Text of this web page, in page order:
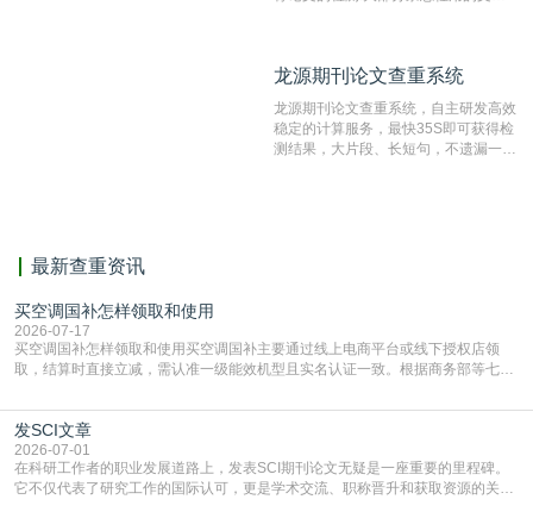
编辑部检测来稿和已发表的文献,检测
测时注意填写第一作者,才能排除已发
表文献复制比。（限制字符数1万）
龙源期刊论文查重系统
龙源期刊论文查重系统，自主研发高效
稳定的计算服务，最快35S即可获得检
测结果，大片段、长短句，不遗漏一处
最新查重资讯
买空调国补怎样领取和使用
2026-07-17
买空调国补怎样领取和使用买空调国补主要通过线上电商平台或线下授权店领
取，结算时直接立减‌，需认准一级能效机型且实名认证一致。根据商务部等七部
能领到补贴首选‌京东APP‌搜索专属口令(如【家电补贴1637】、【国补立省
4949】等，口令会随活动更新，以页面显示为准)进入补贴专场。淘宝/天猫也可
复制粘贴【8$FKFGgJq
发SCI文章
2026-07-01
在科研工作者的职业发展道路上，发表SCI期刊论文无疑是一座重要的里程碑。
它不仅代表了研究工作的国际认可，更是学术交流、职称晋升和获取资源的关键